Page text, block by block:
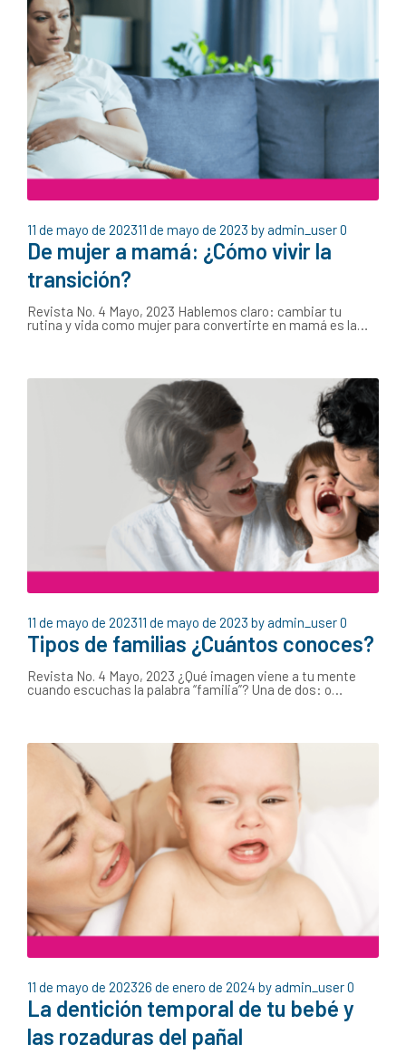
11 de mayo de 202311 de mayo de 2023 by admin_user0
De mujer a mamá: ¿Cómo vivir la
transición?
Revista No. 4 Mayo, 2023 Hablemos claro: cambiar tu
rutina y vida como mujer para convertirte en mamá es la…
11 de mayo de 202311 de mayo de 2023 by admin_user0
Tipos de familias ¿Cuántos conoces?
Revista No. 4 Mayo, 2023 ¿Qué imagen viene a tu mente
cuando escuchas la palabra “familia”? Una de dos: o…
11 de mayo de 202326 de enero de 2024 by admin_user0
La dentición temporal de tu bebé y
las rozaduras del pañal